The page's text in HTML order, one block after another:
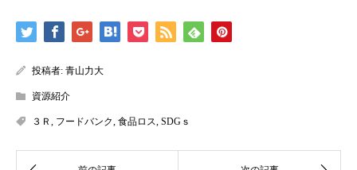
投稿者: 青山力大
資源紹介
３Ｒ , フードバンク, 食品ロス, SDGｓ